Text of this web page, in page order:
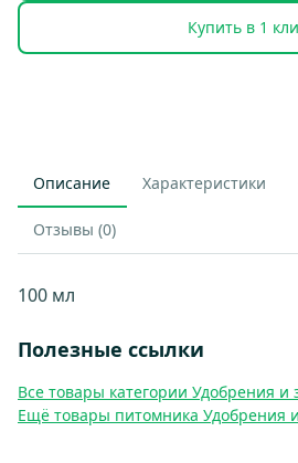
Купить в 1
Описание Характеристики
Отзывы (0)
100 мл
Полезные ссылки
Все товары категории Удобрения и
Ещё товары питомника Удобрения